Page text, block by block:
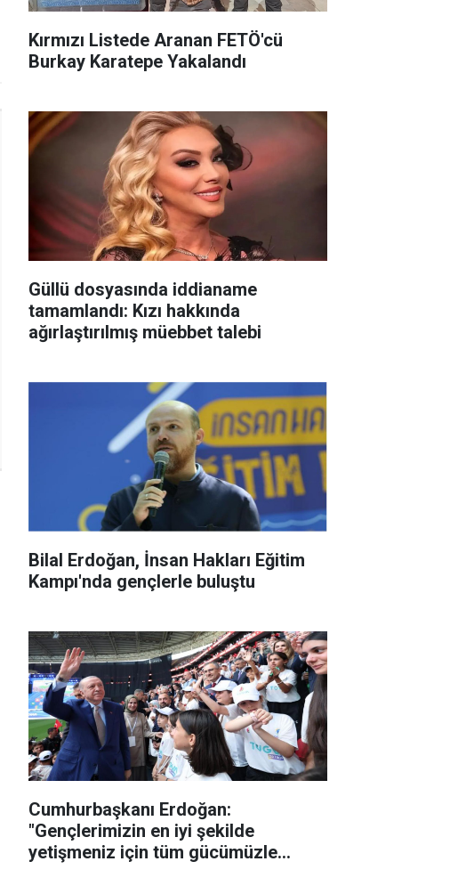
Kırmızı Listede Aranan FETÖ'cü
Burkay Karatepe Yakalandı
Güllü dosyasında iddianame
tamamlandı: Kızı hakkında
ağırlaştırılmış müebbet talebi
Bilal Erdoğan, İnsan Hakları Eğitim
Kampı'nda gençlerle buluştu
Cumhurbaşkanı Erdoğan:
"Gençlerimizin en iyi şekilde
yetişmeniz için tüm gücümüzle